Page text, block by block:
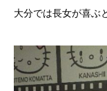
大分では長女が喜ぶ